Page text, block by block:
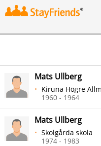
Sök
Mats Ullberg
Kiruna Högre
1960 - 1964
Mats Ullberg
Skolgårda skola
1974 - 1983